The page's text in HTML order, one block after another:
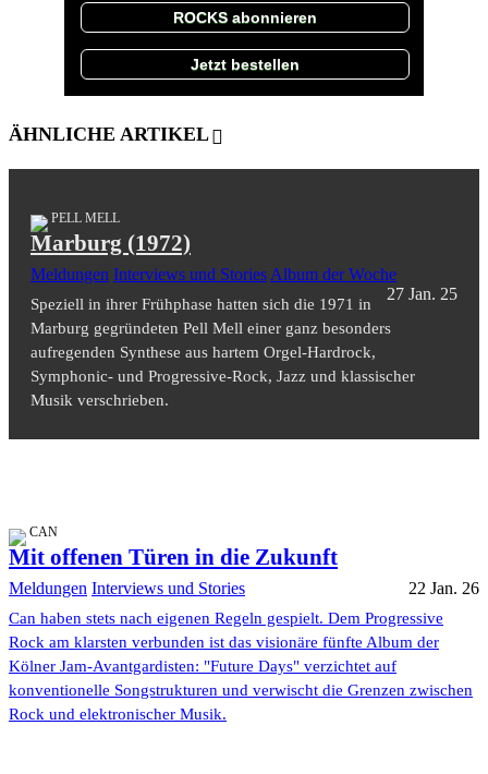
ROCKS abonnieren
Jetzt bestellen
ÄHNLICHE ARTIKEL
PELL MELL
Marburg (1972)
Meldungen Interviews und Stories Album der Woche
27 Jan. 25
Speziell in ihrer Frühphase hatten sich die 1971 in
Marburg gegründeten Pell Mell einer ganz besonders
aufregenden Synthese aus hartem Orgel-Hardrock,
Symphonic- und Progressive-Rock, Jazz und klassischer
Musik verschrieben.
CAN
Mit offenen Türen in die Zukunft
Meldungen Interviews und Stories 22 Jan. 26
Can haben stets nach eigenen Regeln gespielt. Dem Progressive
Rock am klarsten verbunden ist das visionäre fünfte Album der
Kölner Jam-Avantgardisten: "Future Days" verzichtet auf
konventionelle Songstrukturen und verwischt die Grenzen zwischen
Rock und elektronischer Musik.